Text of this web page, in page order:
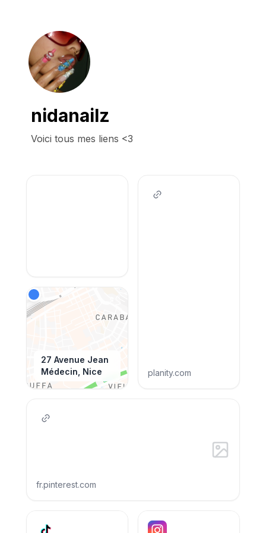
nidanailz
Voici tous mes liens <3
27 Avenue Jean
Médecin, Nice
fr.pinterest.com
planity.com